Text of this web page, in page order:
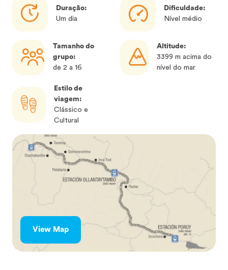
Duração:
Um dia
Dificuldade:
Nível médio
Tamanho do
grupo:
de 2 a 16
Altitude:
3399 m acima do
nível do mar
Estilo de
viagem:
Clássico e
Cultural
View Map